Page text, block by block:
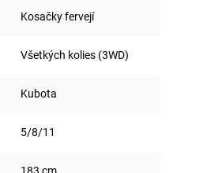
Kosačky fervejí
Všetkých kolies (3WD)
Kubota
5/8/11
183 cm